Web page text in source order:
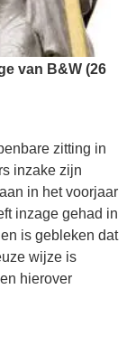
van B&W (26
zitting in
inzake zijn
in het voorjaar
inzage gehad in
is gebleken dat
wijze is
hierover